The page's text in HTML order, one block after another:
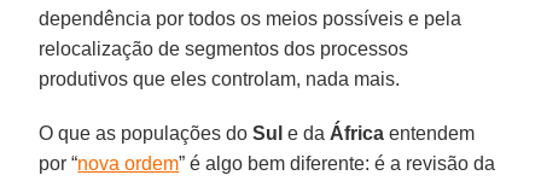
dependência por todos os meios possíveis e pela
relocalização de segmentos dos processos
produtivos que eles controlam, nada mais.
O que as populações doSul e da África entendem
por “nova ordem” é algo bem diferente: é a revisão da